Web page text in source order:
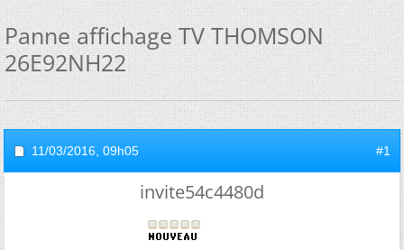
Panne affichage TV THOMSON
26E92NH22
11/03/2016, 09h05 #1
invite54c4480d